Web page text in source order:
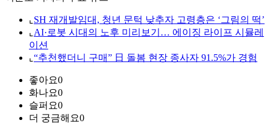
⌞ SH 재개발임대, 청년 문턱 낮추자 고령층은 ‘그림의 떡’
⌞ AI·로봇 시대의 노후 미리보기… 에이징 라이프 시뮬레
이션
⌞ “추천했더니 구매” 日 돌봄 현장 종사자 91.5%가 경험
좋아요0
화나요0
슬퍼요0
더 궁금해요0